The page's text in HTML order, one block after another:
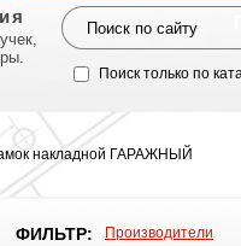
Поиск только по
накладной ГАРАЖНЫЙ
ФИЛЬТР: Производители